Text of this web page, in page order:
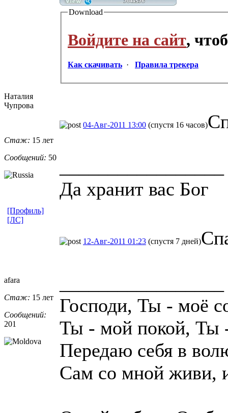
Download
Войдите на сайт,
Как скачивать · Правила трекера
Наталия
Чупрова
Стаж: 15 лет
Сообщений: 50
04-Авг-2011 13:00 (спустя 16 часов)
Да хранит вас Бог
[Профиль]
[ЛС]
afara
Стаж: 15 лет
Сообщений:
201
12-Авг-2011 01:23 (спустя 7 дней)
Господи, Ты - моё
Ты - мой покой, Ты
Передаю себя в
Сам со мной живи,